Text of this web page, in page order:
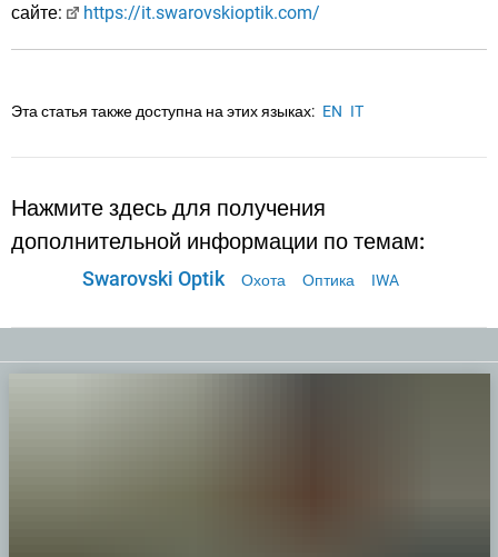
сайте:
https://it.swarovskioptik.com/
Эта статья также доступна на этих языках: EN IT
Нажмите здесь для получения
дополнительной информации по темам:
Swarovski Optik Охота Оптика IWA